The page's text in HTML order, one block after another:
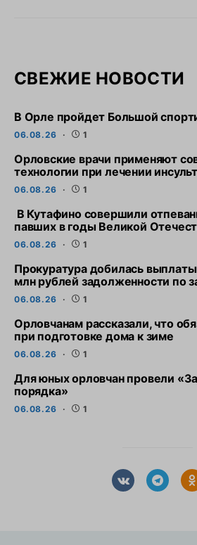
СВЕЖИЕ НОВОСТИ
В Орле пройдет Большой
06.08.26 1
Орловские врачи применяют
технологии при лечении
06.08.26 1
В Кутафино совершили
павших в годы Великой
06.08.26 1
Прокуратура добилась
млн рублей задолженности по
06.08.26 1
Орловчанам рассказали, что
при подготовке дома к зиме
06.08.26 1
Для юных орловчан провели
порядка»
06.08.26 1